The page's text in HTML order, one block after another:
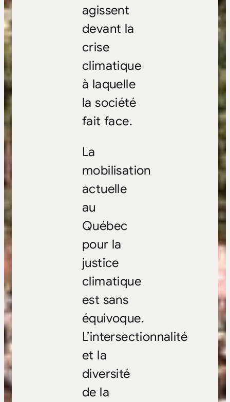
agissent
devant la
crise
climatique
à laquelle
la société
fait face.
La
mobilisation
actuelle
au
Québec
pour la
justice
climatique
est sans
équivoque.
L’intersectionnalité
et la
diversité
de la